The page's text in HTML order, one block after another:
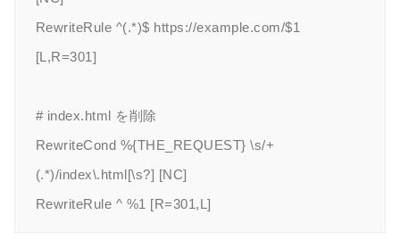
RewriteRule ^(.*)$ https://example.com/$1
[L,R=301]
# index.html を削除
RewriteCond %{THE_REQUEST} \s/+
(.*)/index\.html[\s?] [NC]